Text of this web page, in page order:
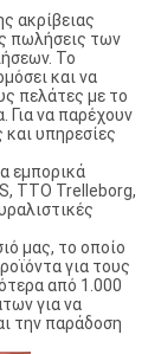
ακρίβειας
πωλήσεις των
Το
και να
πελάτες με το
Για να παρέχουν
υπηρεσίες
εμπορικά
TTO Trelleborg,
μας, το οποίο
για τους
από 1.000
για να
την παράδοση